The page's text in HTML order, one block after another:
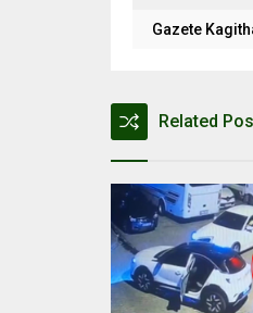
Gazete
Related